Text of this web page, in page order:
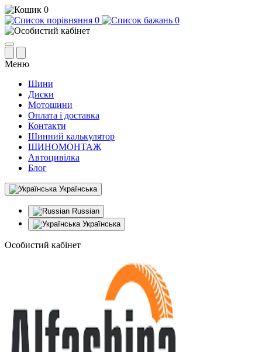
0
0
0
Меню
Шини
Диски
Мотошини
Оплата і доставка
Контакти
Шинний калькулятор
ШИНОМОНТАЖ
Автоцивілка
Блог
Українська
Russian
Українська
Особистий кабінет